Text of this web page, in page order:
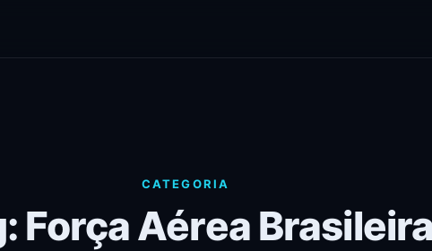
CATEGORIA
Força Aérea Brasileira